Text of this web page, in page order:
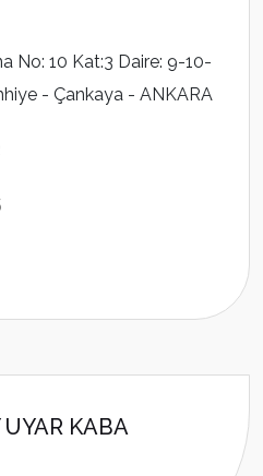
No: 10 Kat:3 Daire: 9-10-
- Çankaya - ANKARA
UYAR KABA